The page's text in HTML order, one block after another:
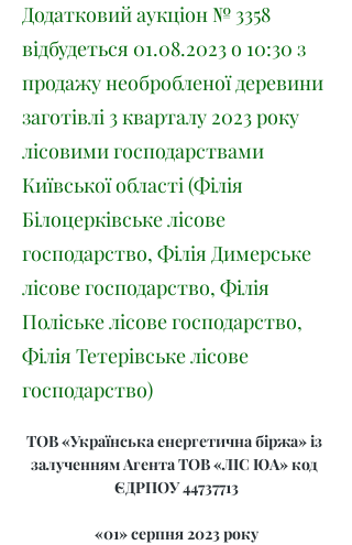
Додатковий аукціон № 3358
відбудеться 01.08.2023о 10:30 з
продажу необробленої деревини
заготівлі 3 кварталу 2023 року
лісовими господарствами
Київської області (Філія
Білоцерківське лісове
господарство, Філія Димерське
лісове господарство, Філія
Поліське лісове господарство,
Філія Тетерівське лісове
господарство)
ТОВ «Українська енергетична біржа» із
залученням Агента ТОВ «ЛІС ЮА» код
ЄДРПОУ 44737713
«01» серпня 2023 року